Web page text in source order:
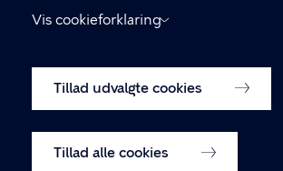
Vis cookieforklaring
Tillad udvalgte cookies
Tillad alle cookies
Oprettelse af leverandør-konto
Cookiepolitik
Cookieindstillinger